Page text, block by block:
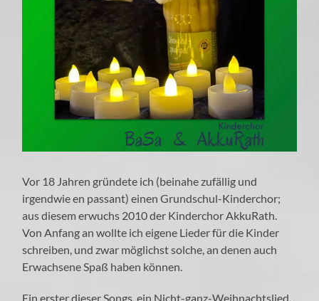
Vor 18 Jahren gründete ich (beinahe zufällig und
irgendwie en passant) einen Grundschul-Kinderchor;
aus diesem erwuchs 2010 der Kinderchor AkkuRath.
Von Anfang an wollte ich eigene Lieder für die Kinder
schreiben, und zwar möglichst solche, an denen auch
Erwachsene Spaß haben können.
Ein erster dieser Songs, ein Nicht-ganz-Weihnachtslied,